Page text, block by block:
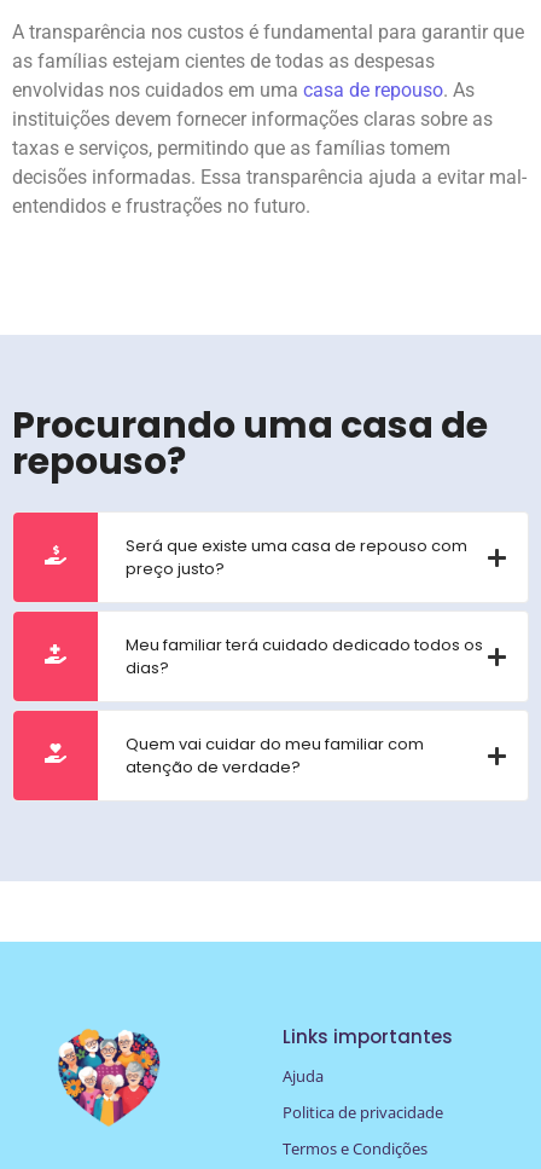
A transparência nos custos é fundamental para garantir que
as famílias estejam cientes de todas as despesas
envolvidas nos cuidados em uma casa de repouso. As
instituições devem fornecer informações claras sobre as
taxas e serviços, permitindo que as famílias tomem
decisões informadas. Essa transparência ajuda a evitar mal-
entendidos e frustrações no futuro.
Procurando uma casa de
repouso?
Será que existe uma casa de repouso com
preço justo?
Meu familiar terá cuidado dedicado todos os
dias?
Quem vai cuidar do meu familiar com
atenção de verdade?
Links importantes
Ajuda
Politica de privacidade
Termos e Condições